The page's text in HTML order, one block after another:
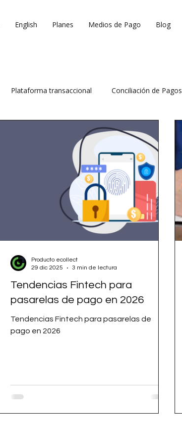
English Planes Medios de Pago Blog
Plataforma transaccional Conciliación de Pagos
Reduce costos operativos
Tendencias Fintech para
pasarelas de pago en 2026
Tendencias Fintech para pasarelas de
pago en 2026
Producto ecollect
29 dic 2025
3 min de lectura